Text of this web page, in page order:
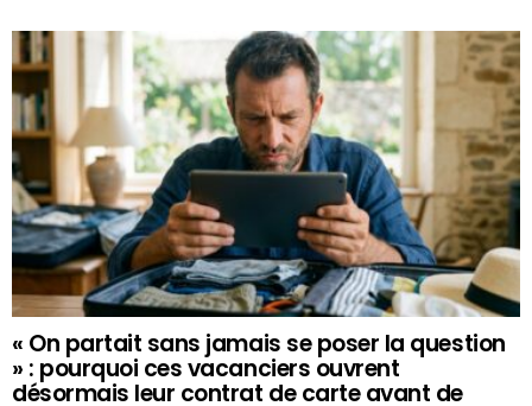
« On partait sans jamais se poser la question
» : pourquoi ces vacanciers ouvrent
désormais leur contrat de carte avant de